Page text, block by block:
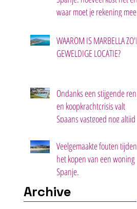
waar moet je rekening mee
WAAROM IS MARBELLA ZO'N
GEWELDIGE LOCATIE?
Ondanks een stijgende rente
en koopkrachtcrisis valt
Spaans vastgoed nog altijd in
Veelgemaakte fouten tijdens
het kopen van een woning in
Spanje.
Archive